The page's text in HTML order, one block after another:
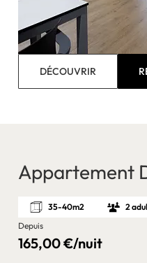
DÉCOUVRIR
Appartement
35-40m2
2
Depuis
165,00 €/nuit